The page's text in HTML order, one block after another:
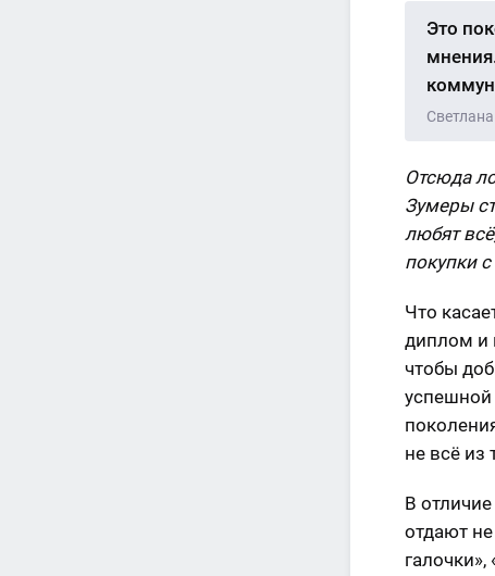
Это
Отсюда
Зумеры
любят
покупки
Что
диплом и
чтобы
успешной
не всё из
В
отдают